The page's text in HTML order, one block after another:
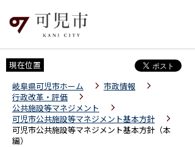
現在位置
岐阜県可児市ホーム
市政情報
行政改革・評価
公共施設等マネジメント
可児市公共施設等マネジメント基本方針
可児市公共施設等マネジメント基本方針（本
編）